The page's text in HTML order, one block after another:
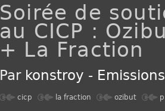
Soirée de
au CICP :
+ La Fraction
Par konstroy -
cicp la fraction ozibut